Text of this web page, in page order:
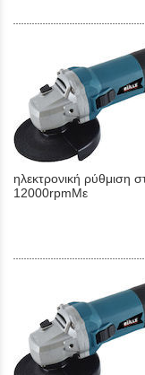
ηλεκτρονική
12000rpmΜε